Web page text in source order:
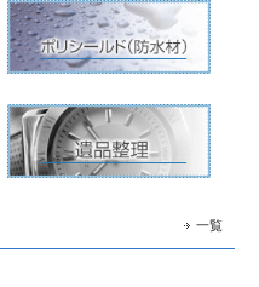
一覧